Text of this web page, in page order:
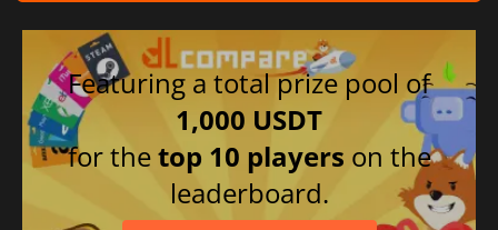
Featuring a total prize pool of
1,000 USDT
for thetop 10 players on the
leaderboard.